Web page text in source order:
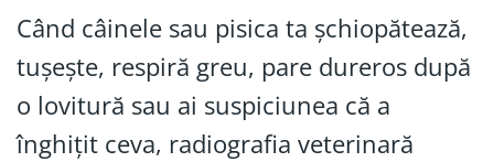
Când câinele sau pisica ta șchiopătează,
tușește, respiră greu, pare dureros după
o lovitură sau ai suspiciunea că a
înghițit ceva, radiografia veterinară